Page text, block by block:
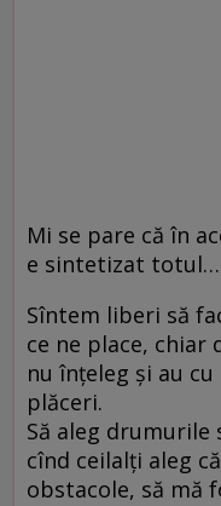
Mi se pare că în
e sintetizat totul…
Sîntem liberi să
ce ne place, chiar
nu înţeleg şi au
plăceri.
Să aleg drumurile
cînd ceilalţi aleg
obstacole, să mă